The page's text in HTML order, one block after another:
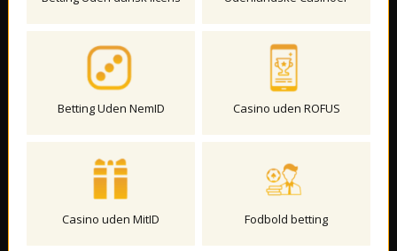
Betting Uden NemID Casino uden ROFUS
Casino uden MitID Fodbold betting